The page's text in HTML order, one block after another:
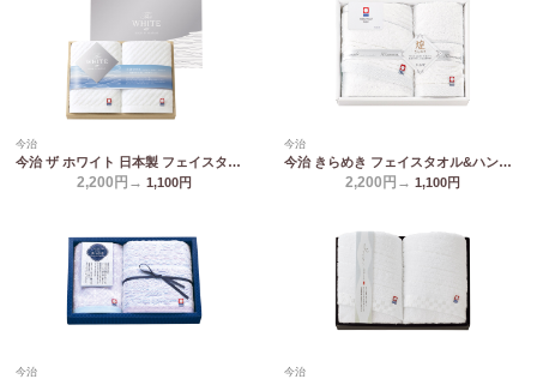
今治
今治 ザ ホワイト 日本製 フェイスタオル2P(木箱入) 65520
2,200円→ 1,100円
今治
今治 きらめき フェイスタオル&ハンドタオル IMT8200
2,200円→ 1,100円
今治 今治